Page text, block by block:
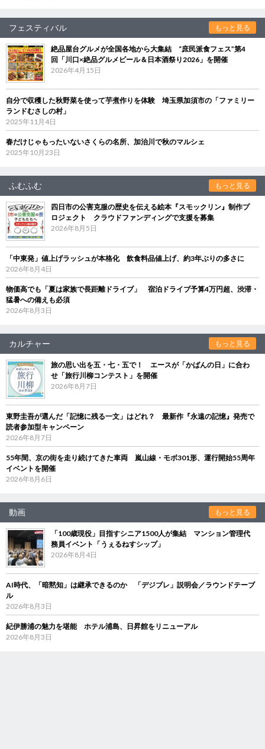
フェスティバル もっと見る
絶品屋台グルメが全国各地から大集結 “庶民派食フェス”第4
回「川口×絶品グルメビール＆日本酒祭り2026」を開催
2026年4月15日
自分で収穫した秋野菜を使って芋煮作りを体験 埼玉県加須市の「ファミリー
ランドむさしの村」
2025年11月4日
春だけじゃもったいないさくらの名所、加治川で秋のマルシェ
2025年10月23日
ふむふむ もっと見る
四日市の公害克服の歴史を伝える絵本『スモックリン』制作プ
ロジェクト クラウドファンディングで支援を募集
2026年8月5日
「中東発」値上げラッシュが本格化 飲食料品値上げ、約3年ぶりの多さに
2026年8月4日
物価高でも「夏は家族で長距離ドライブ」 宿泊ドライブ予算4万円超、渋滞・
猛暑への備えも必須
2026年8月3日
カルチャー もっと見る
旅の思い出を五・七・五で！ エースが「かばんの日」に合わ
せ「旅行川柳コンテスト」を開催
2026年8月7日
東野圭吾が選んだ「記憶に残る一文」はどれ？ 最新作『永遠の記憶』発売で
読者参加型キャンペーン
2026年8月7日
55年間、京の街を走り続けてきた車両 嵐山線・モボ301形、運行開始55周年
イベントを開催
2026年8月6日
動画 もっと見る
「100歳現役」目指すシニア1500人が集結 マンション管理代
務員イベント「うぇるねすシップ」
2026年8月4日
AI時代、「暗黙知」は継承できるのか 「デジブレ」説明会／ラウンドテーブ
ル
2026年8月3日
紀伊勝浦の魅力を堪能 ホテル浦島、日昇館をリニューアル
2026年8月3日